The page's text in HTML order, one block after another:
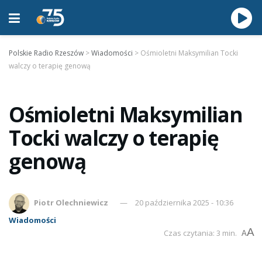
Polskie Radio Rzeszów >Wiadomości > Ośmioletni Maksymilian Tocki
walczy o terapię genową
Ośmioletni Maksymilian
Tocki walczy o terapię
genową
Piotr Olechniewicz
20 października 2025 - 10:36
Wiadomości
Czas czytania: 3 min. AA